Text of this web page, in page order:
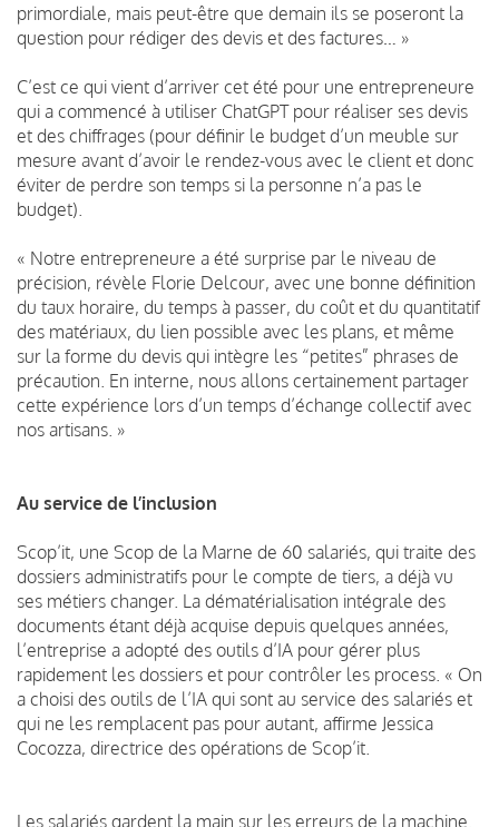
primordiale, mais peut-être que demain ils se poseront la
question pour rédiger des devis et des factures… »
C’est ce qui vient d’arriver cet été pour une entrepreneure
qui a commencé à utiliser ChatGPT pour réaliser ses devis
et des chiffrages (pour définir le budget d’un meuble sur
mesure avant d’avoir le rendez-vous avec le client et donc
éviter de perdre son temps si la personne n’a pas le
budget).
« Notre entrepreneure a été surprise par le niveau de
précision, révèle Florie Delcour, avec une bonne définition
du taux horaire, du temps à passer, du coût et du quantitatif
des matériaux, du lien possible avec les plans, et même
sur la forme du devis qui intègre les “petites” phrases de
précaution. En interne, nous allons certainement partager
cette expérience lors d’un temps d’échange collectif avec
nos artisans. »
Au service de l’inclusion
Scop’it, une Scop de la Marne de 60 salariés, qui traite des
dossiers administratifs pour le compte de tiers, a déjà vu
ses métiers changer. La dématérialisation intégrale des
documents étant déjà acquise depuis quelques années,
l’entreprise a adopté des outils d’IA pour gérer plus
rapidement les dossiers et pour contrôler les process. « On
a choisi des outils de l’IA qui sont au service des salariés et
qui ne les remplacent pas pour autant, affirme Jessica
Cocozza, directrice des opérations de Scop’it.
Les salariés gardent la main sur les erreurs de la machine.